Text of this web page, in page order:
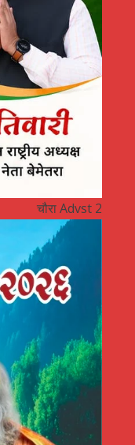
चौरा Advst 2